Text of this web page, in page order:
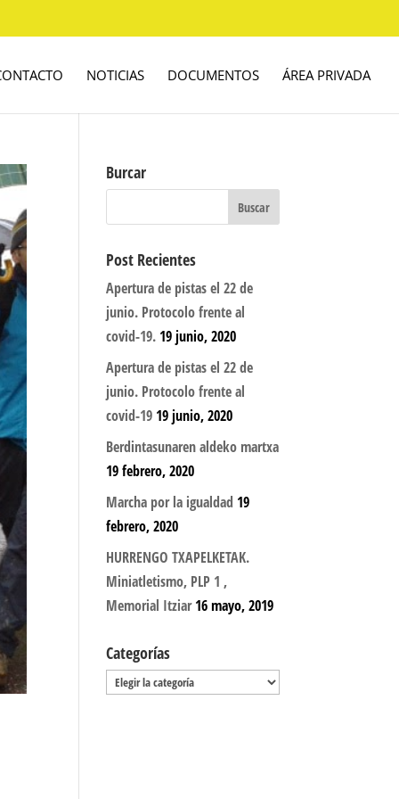
NOTICIAS DOCUMENTOS ÁREA PRIVADA
Burcar
Post Recientes
Apertura de pistas el 22 de
junio. Protocolo frente al
covid-19. 19 junio, 2020
Apertura de pistas el 22 de
junio. Protocolo frente al
covid-19 19 junio, 2020
Berdintasunaren aldeko martxa
19 febrero, 2020
Marcha por la igualdad 19
febrero, 2020
HURRENGO TXAPELKETAK.
Miniatletismo, PLP 1 ,
Memorial Itziar 16 mayo, 2019
Categorías
Categorías